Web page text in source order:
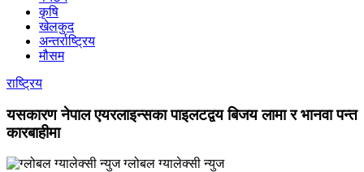
कृषि
खेलकुद
अन्तर्राष्ट्रिय
मौसम
राष्ट्रिय
यसकारण नेपाल एयरलाइन्सका पाइलटद्वय बिजय लामा र भानवा पन्त
कारबाहीमा
ग्लोबल ग्यालेक्सी न्युज